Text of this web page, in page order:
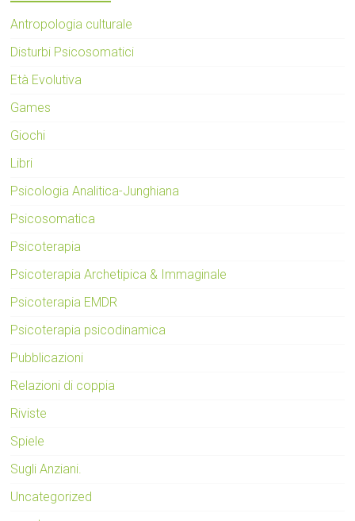
Antropologia culturale
Disturbi Psicosomatici
Età Evolutiva
Games
Giochi
Libri
Psicologia Analitica-Junghiana
Psicosomatica
Psicoterapia
Psicoterapia Archetipica & Immaginale
Psicoterapia EMDR
Psicoterapia psicodinamica
Pubblicazioni
Relazioni di coppia
Riviste
Spiele
Sugli Anziani.
Uncategorized